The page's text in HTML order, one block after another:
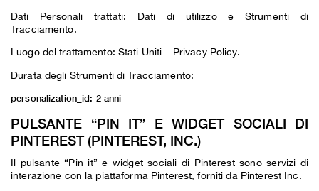
Dati Personali trattati: Dati di utilizzo e Strumenti di
Tracciamento.
Luogo del trattamento: Stati Uniti – Privacy Policy.
Durata degli Strumenti di Tracciamento:
personalization_id: 2 anni
PULSANTE “PIN IT” E WIDGET SOCIALI DI
PINTEREST (PINTEREST, INC.)
Il pulsante “Pin it” e widget sociali di Pinterest sono servizi di
interazione con la piattaforma Pinterest, forniti da Pinterest Inc.